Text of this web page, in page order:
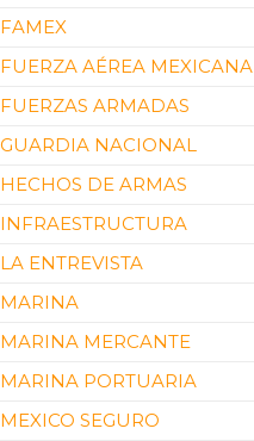
FAMEX
FUERZA AÉREA MEXICANA
FUERZAS ARMADAS
GUARDIA NACIONAL
HECHOS DE ARMAS
INFRAESTRUCTURA
LA ENTREVISTA
MARINA
MARINA MERCANTE
MARINA PORTUARIA
MEXICO SEGURO